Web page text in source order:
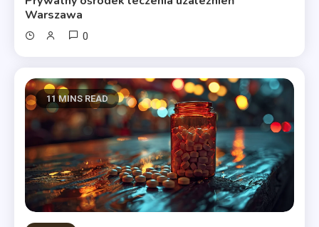
Warszawa
0
11 MINS READ